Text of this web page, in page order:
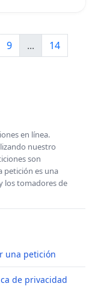
9 ...
14
en línea.
nuestro
son
petición es una
los tomadores de
una petición
de privacidad